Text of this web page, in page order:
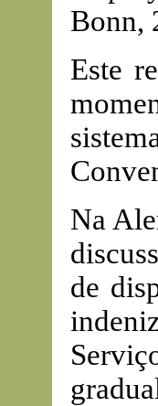
Bonn,
Este
Na
de